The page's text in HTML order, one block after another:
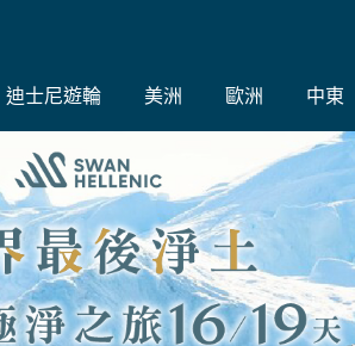
迪士尼遊輪 美洲 歐洲 中東